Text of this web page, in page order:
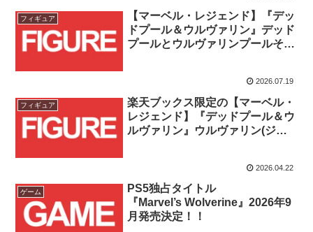
フィギュア
【マーベル・レジェンド】『デッ
ドプール＆ウルヴァリン』デッド
プールとウルヴァリンプールそれ
2026.07.19
フィギュア
楽天ブックス限定の【マーベル・
レジェンド】『デッドプール＆ウ
ルヴァリン』ウルヴァリン(ジャ
2026.04.22
ゲーム
PS5独占タイトル
『Marvel’s Wolverine』2026年9
月発売決定！！